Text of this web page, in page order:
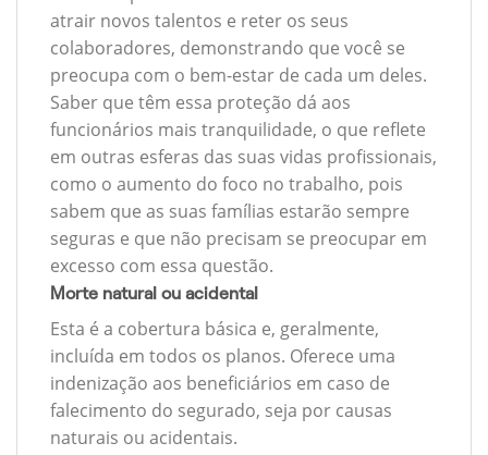
atrair novos talentos e reter os seus
colaboradores, demonstrando que você se
preocupa com o bem-estar de cada um deles.
Saber que têm essa proteção dá aos
funcionários mais tranquilidade, o que reflete
em outras esferas das suas vidas profissionais,
como o aumento do foco no trabalho, pois
sabem que as suas famílias estarão sempre
seguras e que não precisam se preocupar em
excesso com essa questão.
Morte natural ou acidental
Esta é a cobertura básica e, geralmente,
incluída em todos os planos. Oferece uma
indenização aos beneficiários em caso de
falecimento do segurado, seja por causas
naturais ou acidentais.